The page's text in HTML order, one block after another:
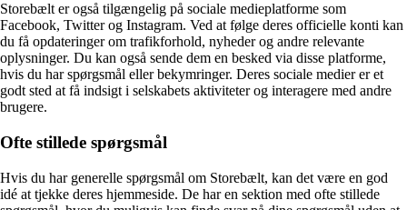
Storebælt er også tilgængelig på sociale medieplatforme som
Facebook, Twitter og Instagram. Ved at følge deres officielle konti kan
du få opdateringer om trafikforhold, nyheder og andre relevante
oplysninger. Du kan også sende dem en besked via disse platforme,
hvis du har spørgsmål eller bekymringer. Deres sociale medier er et
godt sted at få indsigt i selskabets aktiviteter og interagere med andre
brugere.
Ofte stillede spørgsmål
Hvis du har generelle spørgsmål om Storebælt, kan det være en god
idé at tjekke deres hjemmeside. De har en sektion med ofte stillede